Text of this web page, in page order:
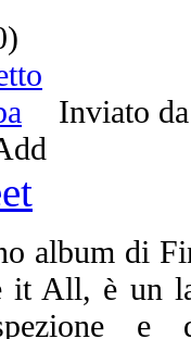
)
Inviato
album di
it All, è un
e